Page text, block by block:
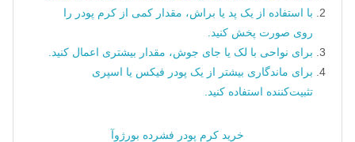
با استفاده از یک پد یا براش، مقدار کمی از کرم پودر را
روی صورت پخش کنید.
برای نواحی با لک یا جای جوش، مقدار بیشتری اعمال کنید.
برای ماندگاری بیشتر از یک پودر فیکس یا اسپری
تثبیت‌کننده استفاده کنید.
خرید کرم پودر فشرده بورژوآ